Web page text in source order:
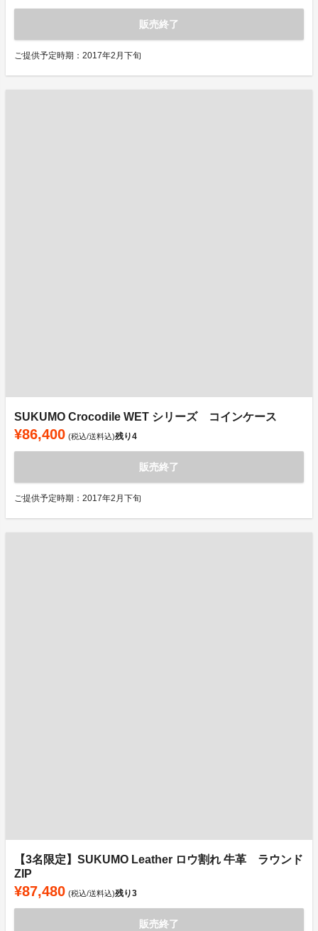
販売終了
ご提供予定時期：2017年2月下旬
SUKUMO Crocodile WET シリーズ コインケース
¥86,400 (税込/送料込)残り4
販売終了
ご提供予定時期：2017年2月下旬
【3名限定】SUKUMO Leather ロウ割れ 牛革 ラウンド
ZIP
¥87,480 (税込/送料込)残り3
販売終了